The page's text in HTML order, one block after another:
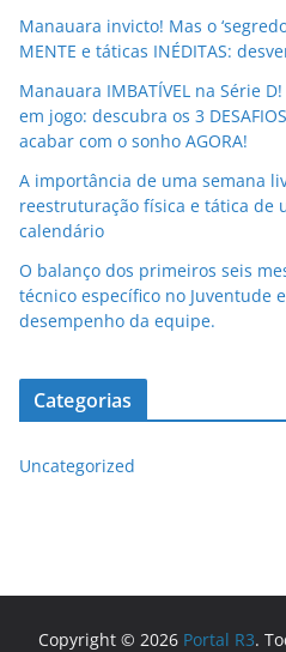
Manauara invicto! Mas o
MENTE e táticas INÉDITAS:
Manauara IMBATÍVEL na Série
em jogo: descubra os 3
acabar com o sonho AGORA!
A importância de uma semana
reestruturação física e tática de
calendário
O balanço dos primeiros seis
técnico específico no Juventude
desempenho da equipe.
Categorias
Uncategorized
Copyright © 2026 Portal R3.